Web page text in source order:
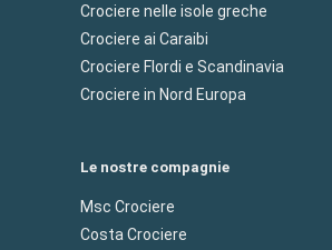
Crociere nelle isole greche
Crociere ai Caraibi
Crociere Flordi e Scandinavia
Crociere in Nord Europa
Le nostre compagnie
Msc Crociere
Costa Crociere